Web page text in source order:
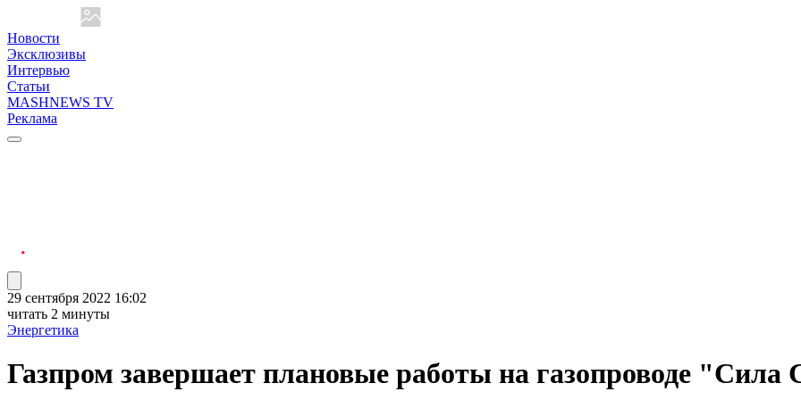
Новости
Эксклюзивы
Интервью
Статьи
MASHNEWS TV
Реклама
29 сентября 2022 16:02
читать 2 минуты
Энергетика
Газпром завершает плановые работы на газопроводе "Сила